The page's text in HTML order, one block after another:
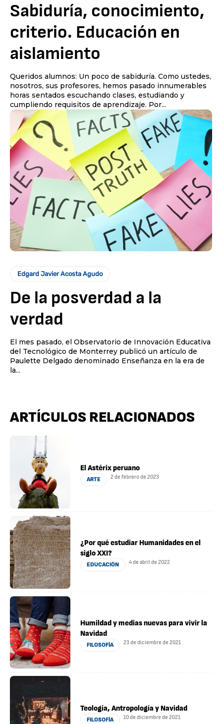
Sabiduría, conocimiento,
criterio. Educación en
aislamiento
Queridos alumnos: Un poco de sabiduría. Como ustedes,
nosotros, sus profesores, hemos pasado innumerables
horas sentados escuchando clases, estudiando y
cumpliendo requisitos de aprendizaje. Por...
Edgard Javier Acosta Agudo
De la posverdad a la
verdad
El mes pasado, el Observatorio de Innovación Educativa
del Tecnológico de Monterrey publicó un artículo de
Paulette Delgado denominado Enseñanza en la era de
la...
ARTÍCULOS RELACIONADOS
El Astérix peruano
ARTE 2 de febrero de 2023
¿Por qué estudiar Humanidades en el
siglo XXI?
EDUCACIÓN 4 de abril de 2022
Humildad y medias nuevas para vivir la
Navidad
FILOSOFÍA 23 de diciembre de 2021
Teología, Antropología y Navidad
FILOSOFÍA 10 de diciembre de 2021